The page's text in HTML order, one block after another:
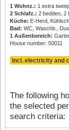
1 Wohnz.: 1 extra
2 Schlafz.: 2 bedden, 2
Küche: E-Herd,
Bad: WC, Waschb.,
1 Außenbereich:
House number: 50011
Incl. electricity and
The following
the selected
search criteria: